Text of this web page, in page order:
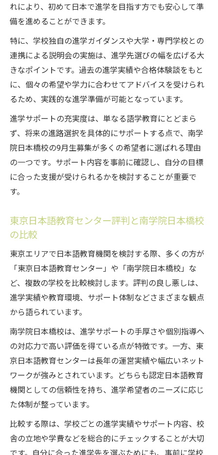
れにより、初めて日本で進学を目指す方でも安心して準
備を進めることができます。
特に、学校独自の進学ガイダンスや大学・専門学校との
連携による説明会の実施は、進学先選びの幅を広げる大
きなポイントです。過去の進学実績や合格体験談をもと
に、個々の希望や学力に合わせてアドバイスを受けられ
るため、実践的な進学準備が可能となっています。
進学サポートの充実度は、単なる語学教育にとどまら
ず、将来の進路選択を具体的にサポートする点で、南学
院日本橋校の9月生募集が多くの希望者に選ばれる理由
の一つです。サポート内容を事前に確認し、自分の目標
に合った支援が受けられるかを検討することが重要で
す。
東京日本語教育センター評判と南学院日本橋校
の比較
東京エリアで日本語教育機関を検討する際、多くの方が
「東京日本語教育センター」や「南学院日本橋校」な
ど、複数の学校を比較検討します。評判の良し悪しは、
進学実績や教育環境、サポート体制などさまざまな観点
から語られています。
南学院日本橋校は、進学サポートの手厚さや個別指導へ
の対応力で高い評価を得ている点が特徴です。一方、東
京日本語教育センターは長年の運営実績や幅広いネット
ワークが強みとされています。どちらも認定日本語教育
機関としての信頼性を持ち、進学希望者のニーズに応じ
た体制が整っています。
比較する際は、学校ごとの進学実績やサポート内容、校
舎の立地や学費などを総合的にチェックすることが大切
です。自分に合った進学先を選ぶためにも、事前に学校